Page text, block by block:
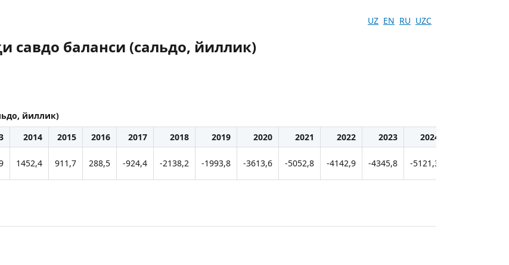
UZ EN RU UZC
савдо баланси (сальдо, йиллик)
йиллик)
2014 2015 2016 2017 2018 2019 2020 2021 2022 2023 2024
1452,4 911,7 288,5 -924,4 -2138,2 -1993,8 -3613,6 -5052,8 -4142,9 -4345,8 -5121,3